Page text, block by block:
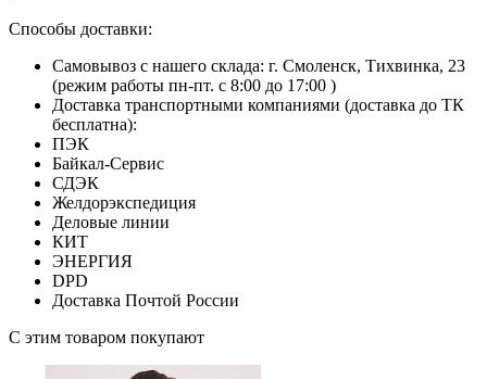
Способы доставки:
Самовывоз с нашего склада: г. Смоленск, Тихвинка, 23
(режим работы пн-пт. с 8:00 до 17:00 )
Доставка транспортными компаниями (доставка до ТК
бесплатна):
ПЭК
Байкал-Сервис
СДЭК
Желдорэкспедиция
Деловые линии
КИТ
ЭНЕРГИЯ
DPD
Доставка Почтой России
С этим товаром покупают